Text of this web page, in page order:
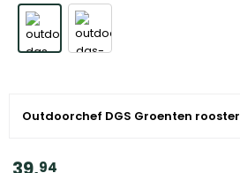
Outdoorchef DGS Groenten rooster
94